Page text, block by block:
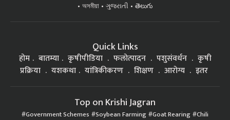
অসমীয়া
ગુજરાતી తెలుగు
Quick Links
होम बातम्या कृषीपीडिया फलोत्पादन पशुसंवर्धन
कृषी
प्रक्रिया
यशकथा यांत्रिकीकरण शिक्षण आरोग्य इतर
Top on Krishi Jagran
Government Schemes Soybean Farming Goat Rearing Chili